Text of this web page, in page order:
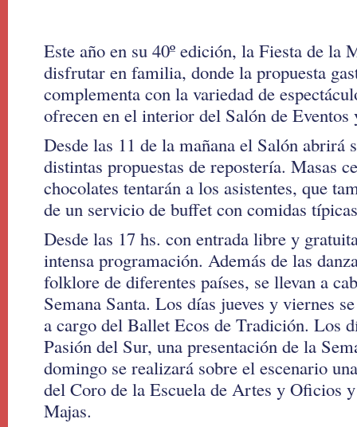
Este año en su 40º edición, la Fiesta de la
disfrutar en familia, donde la propuesta
complementa con la variedad de
ofrecen en el interior del Salón de Eventos
Desde las 11 de la mañana el Salón abrirá
distintas propuestas de repostería. Masas
chocolates tentarán a los asistentes, que
de un servicio de buffet con comidas
Desde las 17 hs. con entrada libre y
intensa programación. Además de las
folklore de diferentes países, se llevan a
Semana Santa. Los días jueves y viernes
a cargo del Ballet Ecos de Tradición. Los
Pasión del Sur, una presentación de la
domingo se realizará sobre el escenario
del Coro de la Escuela de Artes y Oficios
Majas.